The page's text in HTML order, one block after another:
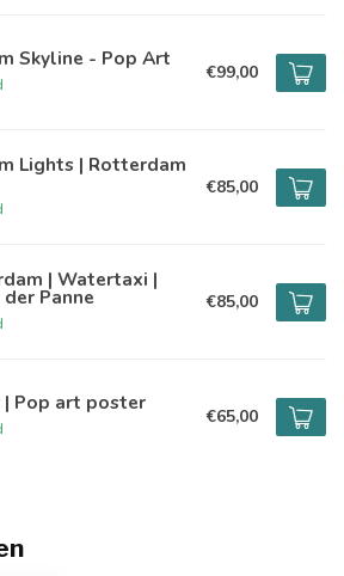
Skyline - Pop Art
€99,00
Lights | Rotterdam
€85,00
| Watertaxi |
der Panne €85,00
| Pop art poster
€65,00